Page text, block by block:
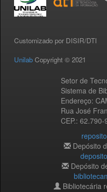
Customizado por DISIR/DTI
Unilab Copyright © 2021
Setor de
Sistema de
Endereço:
Rua José
CEP.:
Depósito
Depósito
Bibliotecária